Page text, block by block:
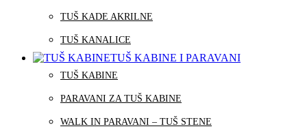
TUŠ KADE AKRILNE
TUŠ KANALICE
TUŠ KABINE I PARAVANI
TUŠ KABINE
PARAVANI ZA TUŠ KABINE
WALK IN PARAVANI – TUŠ STENE